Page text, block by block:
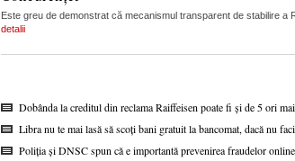
Este greu de demonstrat că mecanismul transparent de stabilire a
detalii
Dobânda la creditul din reclama Raiffeisen poate fi și de 5 ori
Libra nu te mai lasă să scoți bani gratuit la bancomat, dacă nu
Poliția și DNSC spun că e importantă prevenirea fraudelor